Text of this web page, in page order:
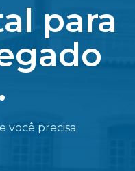
para
você precisa